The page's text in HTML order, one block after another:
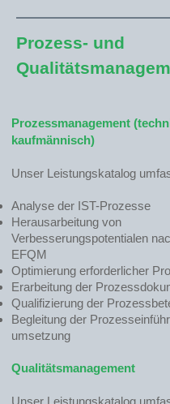
Prozess- und
Prozessmanagement
kaufmännisch)
Unser Leistungskatalog
Analyse der IST-Prozesse
Herausarbeitung von
Verbesserungspotentialen
EFQM
Optimierung erforderlicher
Erarbeitung der
Qualifizierung der
Begleitung der
umsetzung
Qualitätsmanagement
Unser Leistungskatalog